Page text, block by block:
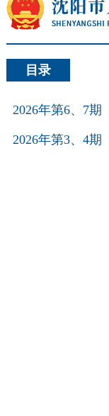
目录
2026年第6、7期
2026年第3、4期